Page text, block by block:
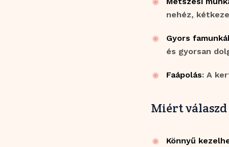
nehéz,
Gyors
és gyorsan
Faápolás: A
Miért válaszd
Könnyű